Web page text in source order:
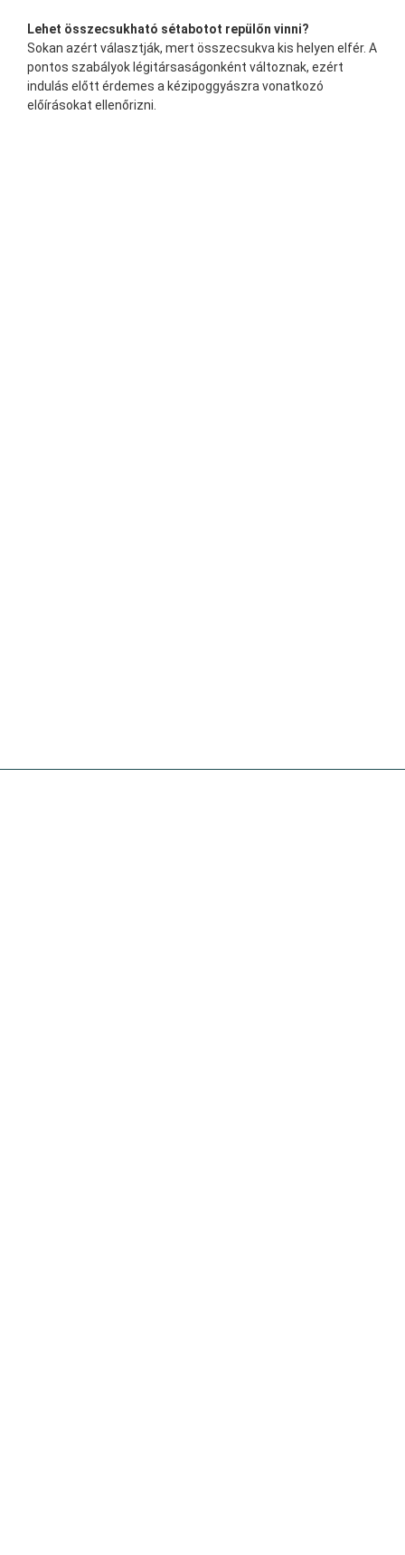
Lehet összecsukható sétabotot repülőn vinni?
Sokan azért választják, mert összecsukva kis helyen elfér. A
pontos szabályok légitársaságonként változnak, ezért
indulás előtt érdemes a kézipoggyászra vonatkozó
előírásokat ellenőrizni.